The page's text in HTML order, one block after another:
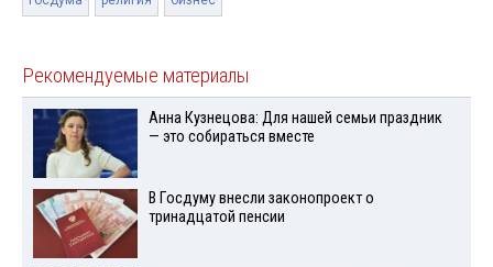
Рекомендуемые материалы
Анна Кузнецова: Для нашей семьи праздник
— это собираться вместе
В Госдуму внесли законопроект о
тринадцатой пенсии